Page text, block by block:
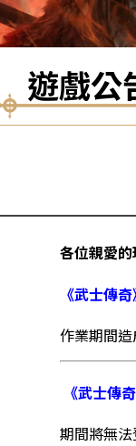
遊戲公
各位親愛的
《武士傳
作業期間
《武士傳
期間將無